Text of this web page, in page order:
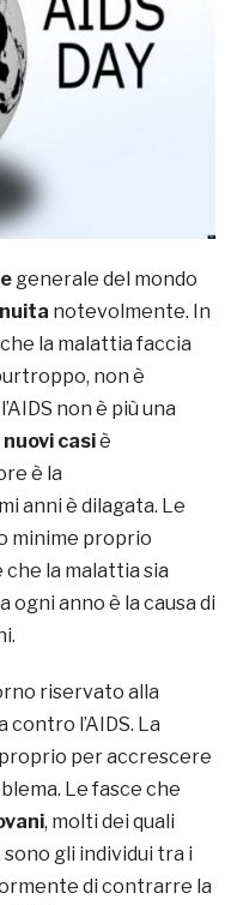
generale del mondo
notevolmente. In
la malattia faccia
non è
non è più una
nuovi casiè
è la
anni è dilagata. Le
minime proprio
che la malattia sia
ogni anno è la causa di
riservato alla
l’AIDS. La
per accrescere
Le fasce che
, molti dei quali
gli individui tra i
di contrarre la